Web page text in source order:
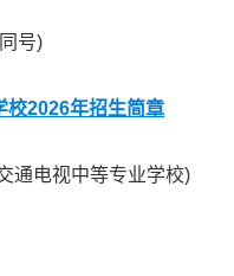
号)
校2026年招生简章
通电视中等专业学校)